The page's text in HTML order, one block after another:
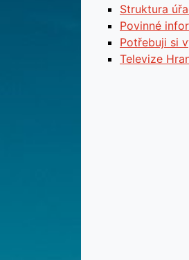
Struktura
Povinné
Potřebuji si
Televize